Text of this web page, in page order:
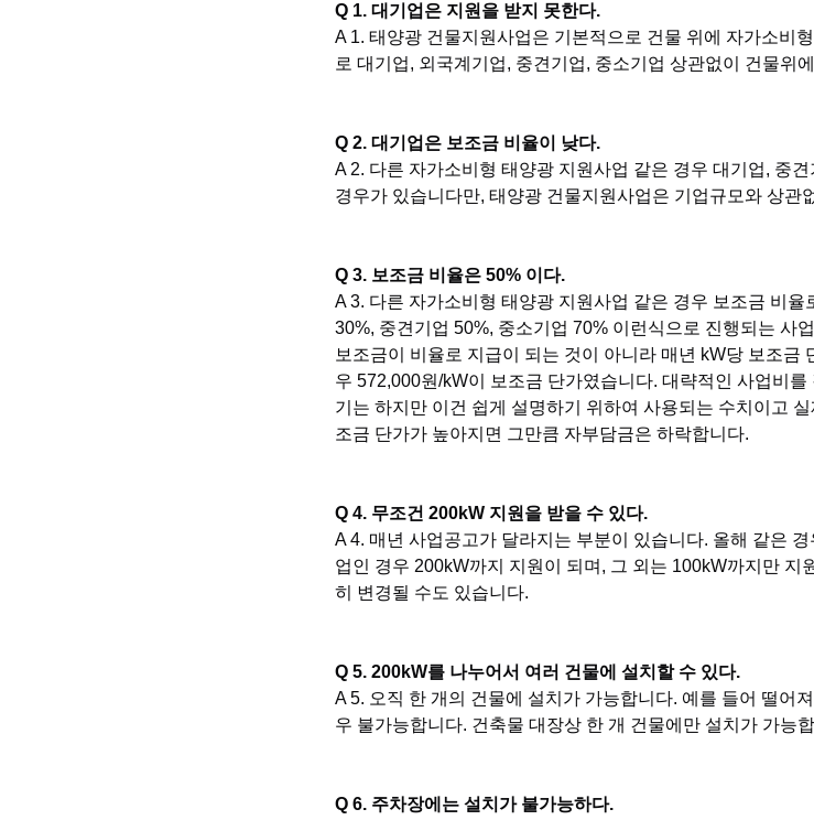
Q 1. 대기업은 지원을 받지 못한다.
A 1. 태양광 건물지원사업은 기본적으로 건물 위에 자가소비
로 대기업, 외국계기업, 중견기업, 중소기업 상관없이 건물위
Q 2. 대기업은 보조금 비율이 낮다.
A 2. 다른 자가소비형 태양광 지원사업 같은 경우 대기업, 중
경우가 있습니다만, 태양광 건물지원사업은 기업규모와 상관
Q 3. 보조금 비율은 50% 이다.
A 3. 다른 자가소비형 태양광 지원사업 같은 경우 보조금 비
30%, 중견기업 50%, 중소기업 70% 이런식으로 진행되는 사
보조금이 비율로 지급이 되는 것이 아니라 매년 kW당 보조금
우 572,000원/kW이 보조금 단가였습니다. 대략적인 사업비를
기는 하지만 이건 쉽게 설명하기 위하여 사용되는 수치이고
조금 단가가 높아지면 그만큼 자부담금은 하락합니다.
Q 4. 무조건 200kW 지원을 받을 수 있다.
A 4. 매년 사업공고가 달라지는 부분이 있습니다. 올해 같은
업인 경우 200kW까지 지원이 되며, 그 외는 100kW까지만 지
히 변경될 수도 있습니다.
Q 5. 200kW를 나누어서 여러 건물에 설치할 수 있다.
A 5. 오직 한 개의 건물에 설치가 가능합니다. 예를 들어 떨어
우 불가능합니다. 건축물 대장상 한 개 건물에만 설치가 가능
Q 6. 주차장에는 설치가 불가능하다.